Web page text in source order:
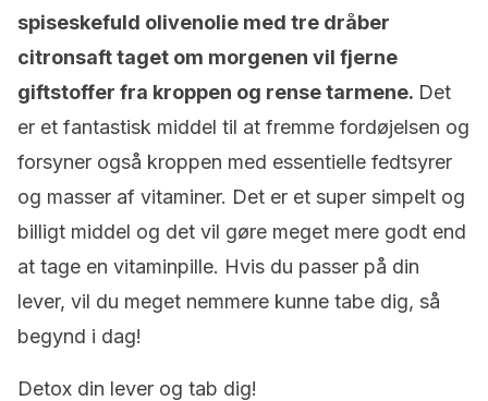
spiseskefuld olivenolie med tre dråber
citronsaft taget om morgenen vil fjerne
giftstoffer fra kroppen og rense tarmene. Det
er et fantastisk middel til at fremme fordøjelsen og
forsyner også kroppen med essentielle fedtsyrer
og masser af vitaminer. Det er et super simpelt og
billigt middel og det vil gøre meget mere godt end
at tage en vitaminpille. Hvis du passer på din
lever, vil du meget nemmere kunne tabe dig, så
begynd i dag!
Detox din lever og tab dig!